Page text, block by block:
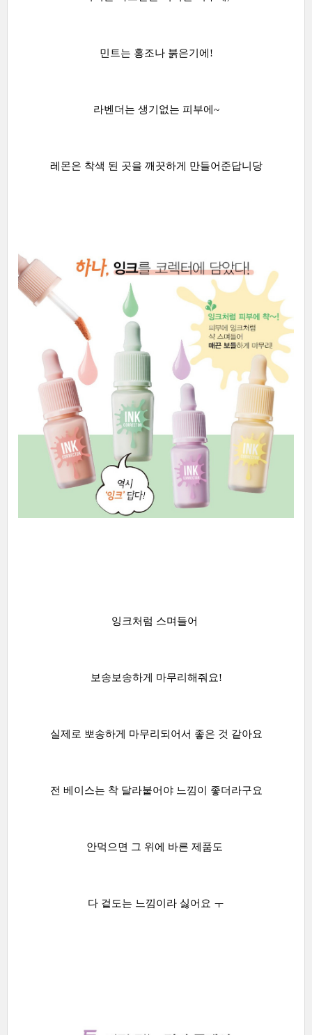
민트는 홍조나 붉은기에!
라벤더는 생기없는 피부에~
레몬은 착색 된 곳을 깨끗하게 만들어준답니당
잉크처럼 스며들어
보송보송하게 마무리해줘요!
실제로 뽀송하게 마무리되어서 좋은 것 같아요
전 베이스는 착 달라붙어야 느낌이 좋더라구요
안먹으면 그 위에 바른 제품도
다 겉도는 느낌이라 싫어요 ㅜ